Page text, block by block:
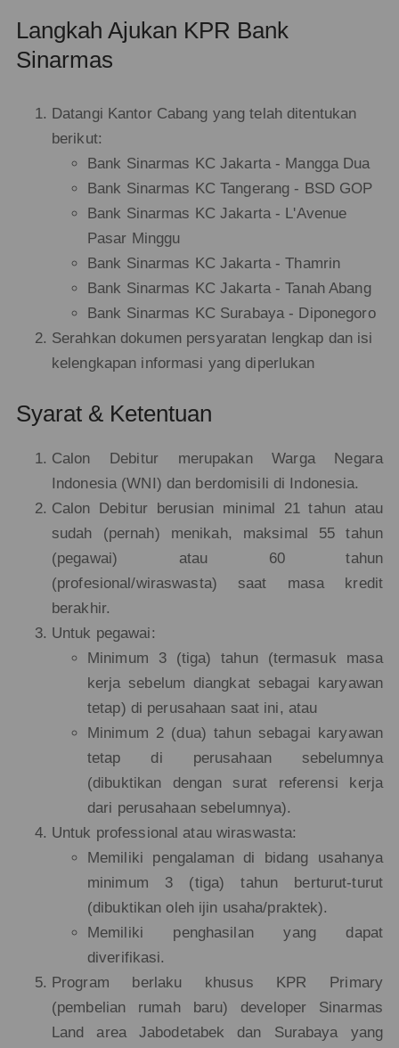
Langkah Ajukan KPR Bank
Sinarmas
Datangi Kantor Cabang yang telah ditentukan
berikut:
Bank Sinarmas KC Jakarta - Mangga Dua
Bank Sinarmas KC Tangerang - BSD GOP
Bank Sinarmas KC Jakarta - L'Avenue
Pasar Minggu
Bank Sinarmas KC Jakarta - Thamrin
Bank Sinarmas KC Jakarta - Tanah Abang
Bank Sinarmas KC Surabaya - Diponegoro
Serahkan dokumen persyaratan lengkap dan isi
kelengkapan informasi yang diperlukan
Syarat & Ketentuan
Calon Debitur merupakan Warga Negara
Indonesia (WNI) dan berdomisili di Indonesia.
Calon Debitur berusian minimal 21 tahun atau
sudah (pernah) menikah, maksimal 55 tahun
(pegawai) atau 60 tahun
(profesional/wiraswasta) saat masa kredit
berakhir.
Untuk pegawai:
Minimum 3 (tiga) tahun (termasuk masa
kerja sebelum diangkat sebagai karyawan
tetap) di perusahaan saat ini, atau
Minimum 2 (dua) tahun sebagai karyawan
tetap di perusahaan sebelumnya
(dibuktikan dengan surat referensi kerja
dari perusahaan sebelumnya).
Untuk professional atau wiraswasta:
Memiliki pengalaman di bidang usahanya
minimum 3 (tiga) tahun berturut-turut
(dibuktikan oleh ijin usaha/praktek).
Memiliki penghasilan yang dapat
diverifikasi.
Program berlaku khusus KPR Primary
(pembelian rumah baru) developer Sinarmas
Land area Jabodetabek dan Surabaya yang